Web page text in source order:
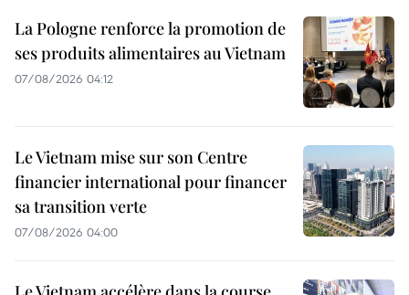
La Pologne renforce la promotion de
ses produits alimentaires au Vietnam
07/08/2026 04:12
Le Vietnam mise sur son Centre
financier international pour financer
sa transition verte
07/08/2026 04:00